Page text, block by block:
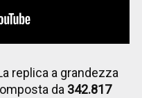
replica a grandezza
da 342.817